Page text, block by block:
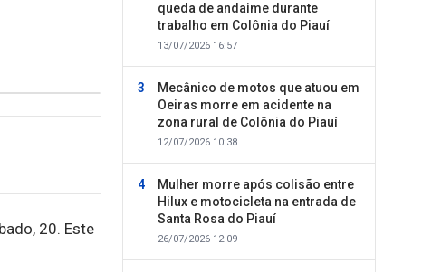
20. Este
queda de andaime durante
trabalho em Colônia do Piauí
13/07/2026 16:57
Mecânico de motos que atuou em
Oeiras morre em acidente na
zona rural de Colônia do Piauí
12/07/2026 10:38
Mulher morre após colisão entre
Hilux e motocicleta na entrada de
Santa Rosa do Piauí
26/07/2026 12:09